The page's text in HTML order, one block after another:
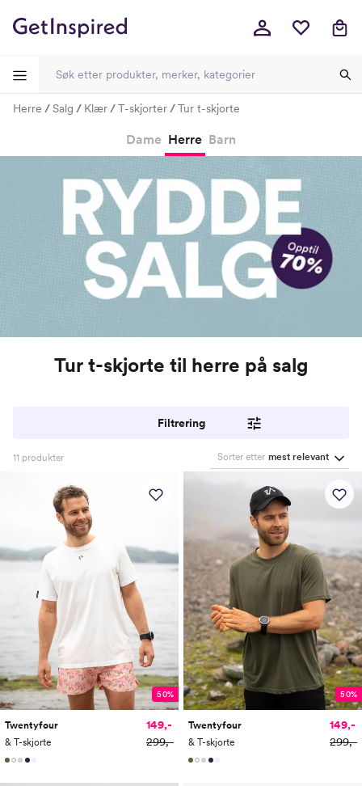
Herre Salg Klær T-skjorter Tur t-skjorte
Dame Herre Barn
Tur t-skjorte til herre på salg
Filtrering
11 produkter Sorter etter mest relevant
50%
Twentyfour
& T-skjorte
149,-
299,-
50%
Twentyfour
& T-skjorte
149,-
299,-
----